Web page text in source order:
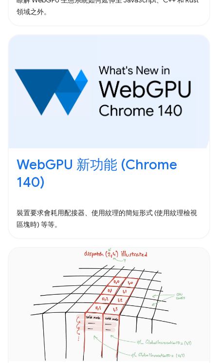
領域之外。
WebGPU 新功能 (Chrome
140)
裝置要求會耗用配接器、使用紋理的簡短形式 (使用紋理檢視
區塊時) 等等。